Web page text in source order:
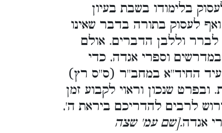
בלימודו בשבת בעיון
לעסוק בתורה בדבר שאינו
לברר וללבן הדברים. אולם
וספרי אגדה, כדי
החיד''א במחב''ר (ס''ס רץ)
שנכון וראוי לקבוע זמן
לרבים להדריכם ביראת ה',
אגדה.[שם עמ' שצה